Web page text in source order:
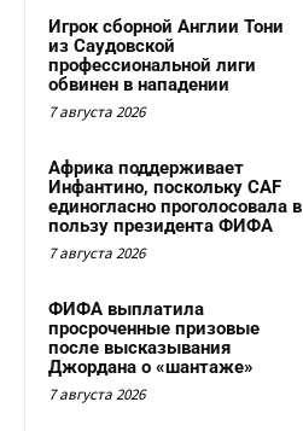
Игрок сборной Англии Тони
из Саудовской
профессиональной лиги
обвинен в нападении
7 августа 2026
Африка поддерживает
Инфантино, поскольку CAF
единогласно проголосовала в
пользу президента ФИФА
7 августа 2026
ФИФА выплатила
просроченные призовые
после высказывания
Джордана о «шантаже»
7 августа 2026